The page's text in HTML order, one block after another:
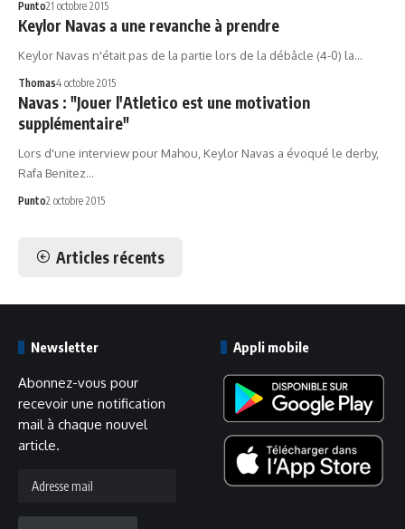
Punto21 octobre 2015
Keylor Navas a une revanche à prendre
Keylor Navas n'était pas de la partie lors de la débâcle (4-0) la…
Thomas4 octobre 2015
Navas : "Jouer l'Atletico est une motivation
supplémentaire"
Lors d'une interview pour Mahou, Keylor Navas a évoqué le derby,
Rafa Benitez…
Punto2 octobre 2015
Articles récents
Newsletter
Abonnez-vous pour
recevoir une notification
mail à chaque nouvel
article.
mail
Appli mobile